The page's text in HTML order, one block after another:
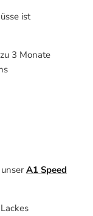
ist
3 Monate
A1 Speed